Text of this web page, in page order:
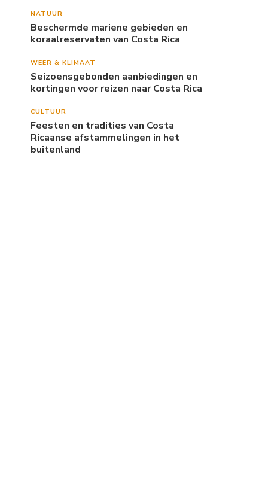
NATUUR
Beschermde mariene gebieden en
koraalreservaten van Costa Rica
WEER & KLIMAAT
Seizoensgebonden aanbiedingen en
kortingen voor reizen naar Costa Rica
CULTUUR
Feesten en tradities van Costa
Ricaanse afstammelingen in het
buitenland